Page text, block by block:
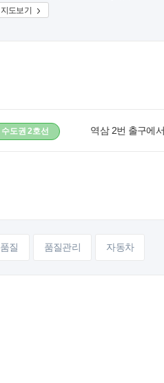
지도보기
수도권 2호선 역삼 2번 출구에
품질 품질관리 자동차